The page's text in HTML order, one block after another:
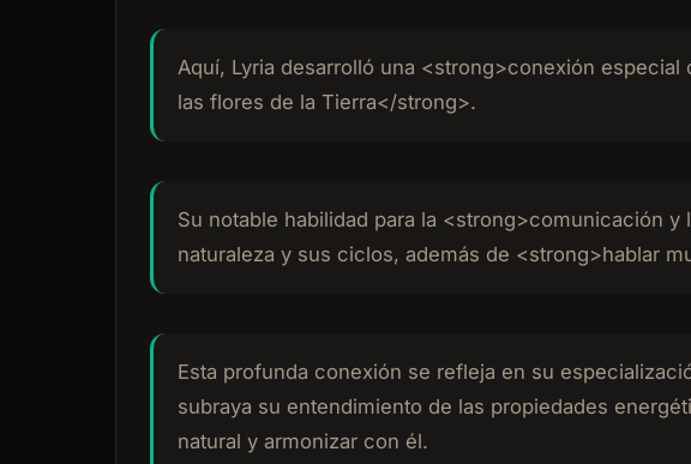
Aquí, Lyria desarrolló una <strong>conexión
las flores de la Tierra</strong>.
Su notable habilidad para la <strong>comunicación
naturaleza y sus ciclos, además de <strong>hablar
Esta profunda conexión se refleja en su
subraya su entendimiento de las propiedades
natural y armonizar con él.